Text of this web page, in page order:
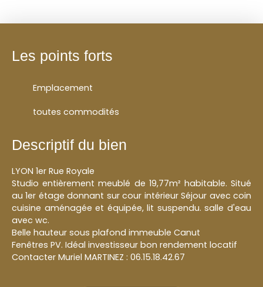
Les points forts
Emplacement
toutes commodités
Descriptif du bien
LYON 1er Rue Royale
Studio entièrement meublé de 19,77m² habitable. Situé
au 1er étage donnant sur cour intérieur Séjour avec coin
cuisine aménagée et équipée, lit suspendu. salle d'eau
avec wc.
Belle hauteur sous plafond immeuble Canut
Fenêtres PV. Idéal investisseur bon rendement locatif
Contacter Muriel MARTINEZ : 06.15.18.42.67